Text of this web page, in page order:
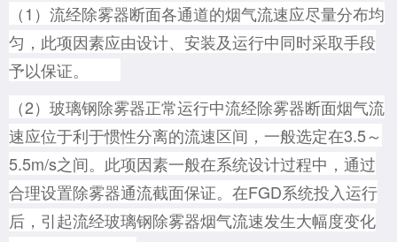
（1）流经除雾器断面各通道的烟气流速应尽量分布均
匀，此项因素应由设计、安装及运行中同时采取手段
予以保证。
（2）玻璃钢除雾器正常运行中流经除雾器断面烟气流
速应位于利于惯性分离的流速区间，一般选定在3.5～
5.5m/s之间。此项因素一般在系统设计过程中，通过
合理设置除雾器通流截面保证。在FGD系统投入运行
后，引起流经玻璃钢除雾器烟气流速发生大幅度变化